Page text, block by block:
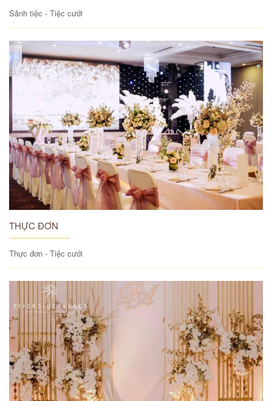
Sảnh tiệc - Tiệc cưới
THỰC ĐƠN
Thực đơn - Tiệc cưới